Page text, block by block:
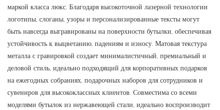
маркой класса люкс. Благодаря высокоточной лазерной технологии
логотипы, слоганы, узоры и персонализированные тексты могут
быть навсегда выгравированы на поверхности бутылки, обеспечивая
устойчивость к выцветанию, падениям и износу. Матовая текстура
металла с гравировкой создает минималистичный, премиальный и
деловой стиль, идеально подходящий для корпоративных подарков
на ежегодных собраниях, подарочных наборов для сотрудников и
сувениров для высококлассных клиентов. Совместима со всеми
моделями бутылок из нержавеющей стали, идеально воспроизводит